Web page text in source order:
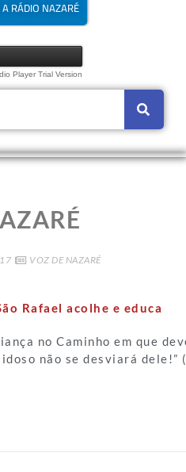
RÁDIO NAZARÉ
Player Trial Version
VOZ DE NAZARÉ
Rafael acolhe e educa
no Caminho em que
não se desviará dele!”